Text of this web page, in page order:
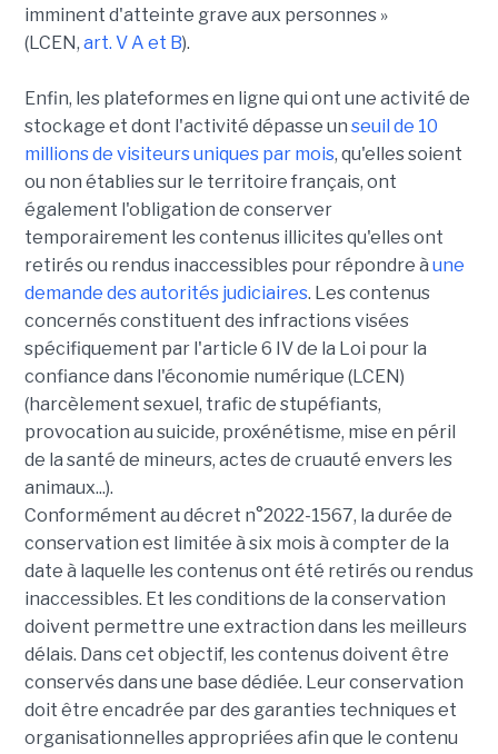
imminent d'atteinte grave aux personnes »
(LCEN, art. V A et B).
Enfin, les plateformes en ligne qui ont une activité de
stockage et dont l'activité dépasse un seuil de 10
millions de visiteurs uniques par mois, qu'elles soient
ou non établies sur le territoire français, ont
également l'obligation de conserver
temporairement les contenus illicites qu'elles ont
retirés ou rendus inaccessibles pour répondre à une
demande des autorités judiciaires. Les contenus
concernés constituent des infractions visées
spécifiquement par l'article 6 IV de la Loi pour la
confiance dans l'économie numérique (LCEN)
(harcèlement sexuel, trafic de stupéfiants,
provocation au suicide, proxénétisme, mise en péril
de la santé de mineurs, actes de cruauté envers les
animaux...).
Conformément au décret n°2022-1567, la durée de
conservation est limitée à six mois à compter de la
date à laquelle les contenus ont été retirés ou rendus
inaccessibles. Et les conditions de la conservation
doivent permettre une extraction dans les meilleurs
délais. Dans cet objectif, les contenus doivent être
conservés dans une base dédiée. Leur conservation
doit être encadrée par des garanties techniques et
organisationnelles appropriées afin que le contenu